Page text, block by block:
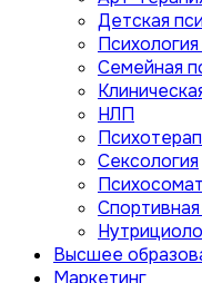
Детская
Семейная
НЛП
Сексология
Высшее
Маркетинг